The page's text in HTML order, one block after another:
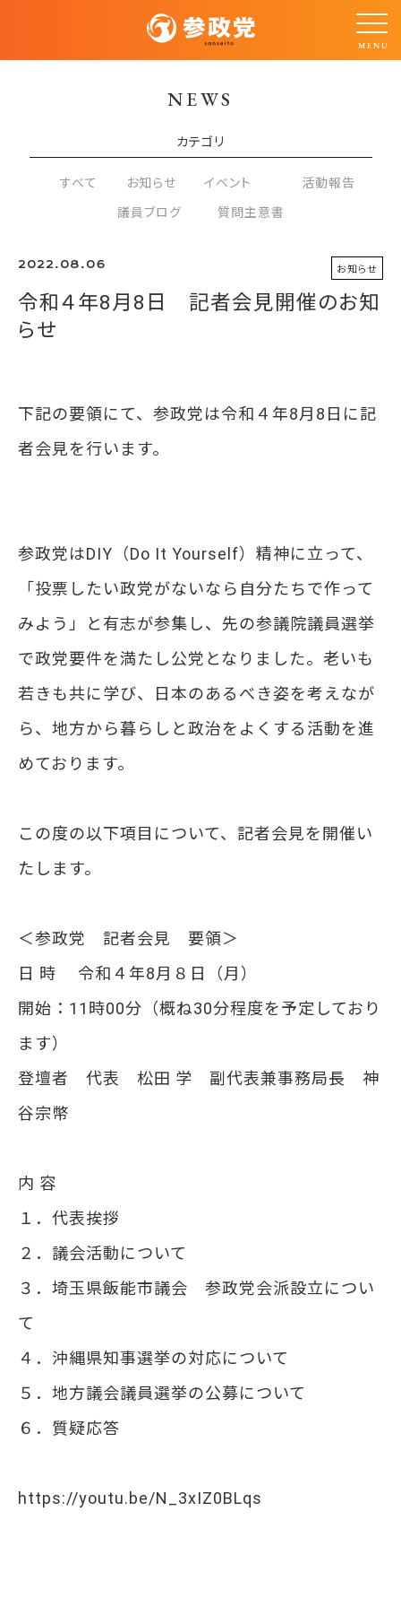
NEWS
カテゴリ
すべて お知らせ イベント
活動報告
議員ブログ
質問主意書
2022.08.06 お知らせ
令和４年8月8日 記者会見開催のお知
らせ
下記の要領にて、参政党は令和４年8月8日に記
者会見を行います。​
参政党はDIY（Do It Yourself）精神に立って、
「投票したい政党がないなら自分たちで作って
みよう」と有志が参集し、先の参議院議員選挙
で政党要件を満たし公党となりました。老いも
若きも共に学び、日本のあるべき姿を考えなが
ら、地方から暮らしと政治をよくする活動を進
めております。​
この度の以下項目について、記者会見を開催い
たします。​
＜参政党 記者会見 要領＞​
日 時 令和４年8月８日（月）​
開始：11時00分（概ね30分程度を予定しており
ます）​
登壇者 代表 松田 学 副代表兼事務局長 神
谷宗幣​
内 容 ​
１．代表挨拶​
２．議会活動について ​
３．埼玉県飯能市議会 参政党会派設立につい
て​
４．沖縄県知事選挙の対応について​
５．地方議会議員選挙の公募について​
６．質疑応答​
https://youtu.be/N_3xIZ0BLqs